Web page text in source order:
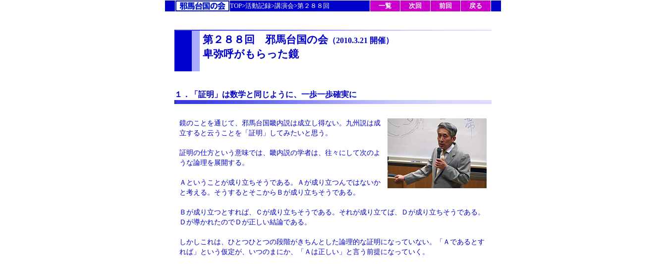
TOP>活動記録>講演会>第２８８回 一覧 次回 前回 戻る
第２８８回 邪馬台国の会（2010.3.21 開催）
卑弥呼がもらった鏡
１．「証明」は数学と同じように、一歩一歩確実に
鏡のことを通じて、邪馬台国畿内説は成立し得ない。九州説は成
立すると云うことを「証明」してみたいと思う。
証明の仕方という意味では、畿内説の学者は、往々にして次のよ
うな論理を展開する。
Ａということが成り立ちそうである。Ａが成り立つんではないか
と考える。そうするとそこからＢが成り立ちそうである。
Ｂが成り立つとすれば、Ｃが成り立ちそうである。それが成り立てば、Ｄが成り立ちそうである。
Ｄが導かれたのでＤが正しい結論である。
しかしこれは、ひとつひとつの段階がきちんとした論理的な証明になっていない。「Ａであるとす
れば」という仮定が、いつのまにか、「Ａは正しい」と言う前提になっていく。